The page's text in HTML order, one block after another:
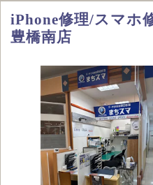
iPhone修理/スマホ
豊橋南店